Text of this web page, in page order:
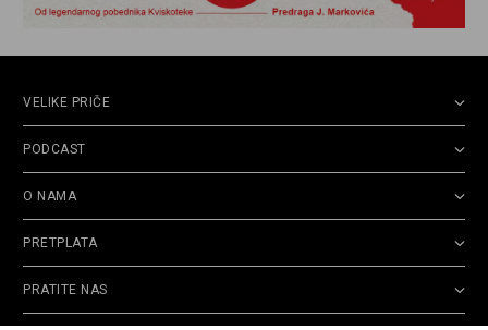
VELIKE PRIČE
PODCAST
O NAMA
PRETPLATA
PRATITE NAS